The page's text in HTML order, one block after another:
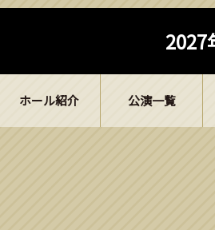
2027
ホール紹介 公演一覧